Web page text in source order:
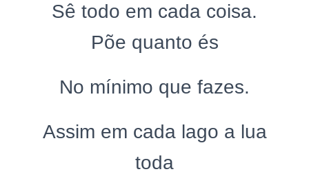
Sê todo em cada coisa.
Põe quanto és
No mínimo que fazes.
Assim em cada lago a lua
toda